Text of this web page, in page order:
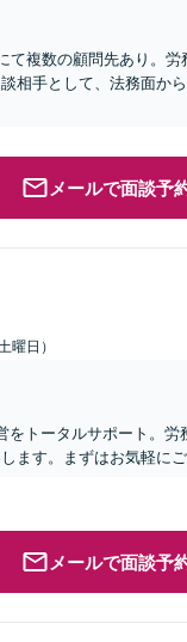
て複数の顧問先あり。
相手として、法務面か
メールで面談予
曜日）
をトータルサポート。労
ます。まずはお気軽にご
メールで面談予